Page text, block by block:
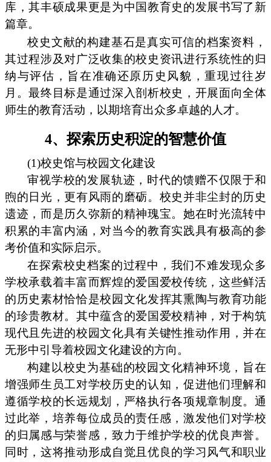
库，其丰硕成果更是为中国教育史的发展书写了新
篇章。
校史文献的构建基石是真实可信的档案资料，
其过程涉及对广泛收集的校史资讯进行系统性的归
纳与评估，旨在准确还原历史风貌，重现过往岁
月。最终目标是通过深入剖析校史，开展面向全体
师生的教育活动，以期培育出众多卓越的人才。
4、探索历史积淀的智慧价值
(1)校史馆与校园文化建设
审视学校的发展轨迹，时代的馈赠不仅限于和
煦的日光，更有风雨的磨砺。校史并非尘封的历史
遗迹，而是历久弥新的精神瑰宝。她在时光流转中
积累的丰富内涵，对当今的教育实践具有极高的参
考价值和实际启示。
在探索校史档案的过程中，我们不难发现众多
学校承载着丰富而辉煌的爱国爱校传统，这些鲜活
的历史素材恰恰是校园文化发挥其熏陶与教育功能
的珍贵教材。其中蕴含的爱国爱校精神，对于构筑
现代且先进的校园文化具有关键性推动作用，并在
无形中引导着校园文化建设的方向。
构建以校史为基础的校园文化精神环境，旨在
增强师生员工对学校历史的认知，促进他们理解和
遵循学校的长远规划，严格执行各项规章制度。通
过此举，培养每位成员的责任感，激发他们对学校
的归属感与荣誉感，致力于维护学校的优良声誉。
同时，这将推动形成自觉且优良的学习风气和职业